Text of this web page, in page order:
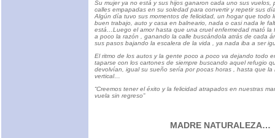
Su mujer ya no está y sus hijos ganaron cada uno sus vuelos,
calles empapadas en su soledad para convertir y repetir sus
Algún día tuvo sus momentos de felicidad, un hogar que todo
buen trabajo, auto y casa en balneario, nada o casi nada le
está…Luego el amor hasta que una cruel enfermedad mató
a poco la razón , ganando la calle buscándola atrás de cada
sus pasos bajando la escalera de la vida , ya nada iba a ser
El ritmo de los autos y la gente poco a poco va dejando todo
taparse con los cartones de siempre buscando aquel refugio
devolvían, igual su sueño sería por pocas horas , hasta que la
vertical…
“Creemos tener el éxito y la felicidad atrapados en nuestras
vuela sin regreso”
MADRE NATURALEZA…